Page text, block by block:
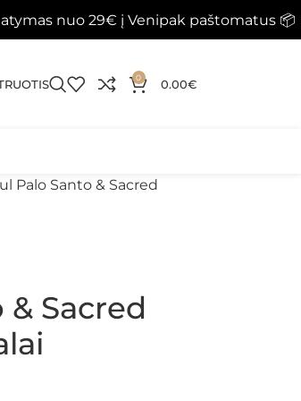
į Venipak paštomatus 📦 Papildyti
0 0.00€
Palo Santo & Sacred
Sacred